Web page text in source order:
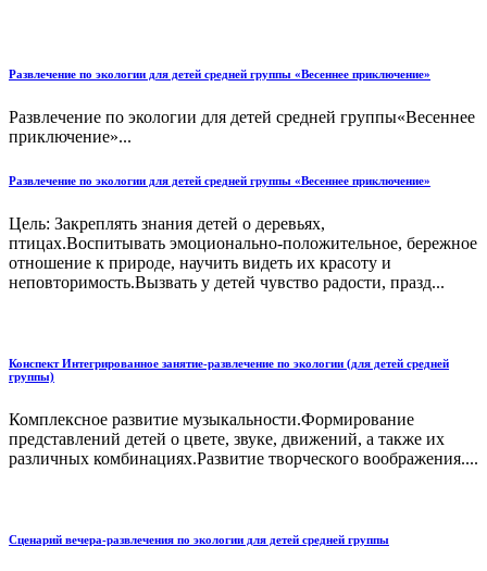
Развлечение по экологии для детей средней группы «Весеннее приключение»
Развлечение по экологии для детей средней группы«Весеннее
приключение»...
Развлечение по экологии для детей средней группы «Весеннее приключение»
Цель: Закреплять знания детей о деревьях,
птицах.Воспитывать эмоционально-положительное, бережное
отношение к природе, научить видеть их красоту и
неповторимость.Вызвать у детей чувство радости, празд...
Конспект Интегрированное занятие-развлечение по экологии (для детей средней
группы)
Комплексное развитие музыкальности.Формирование
представлений детей о цвете, звуке, движений, а также их
различных комбинациях.Развитие творческого воображения....
Сценарий вечера-развлечения по экологии для детей средней группы